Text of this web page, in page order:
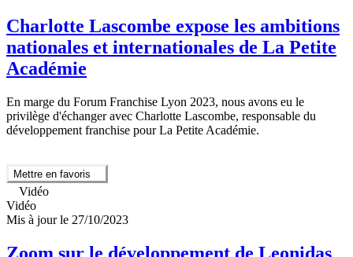
Charlotte Lascombe expose les ambitions
nationales et internationales de La Petite
Académie
En marge du Forum Franchise Lyon 2023, nous avons eu le
privilège d'échanger avec Charlotte Lascombe, responsable du
développement franchise pour La Petite Académie.
Mettre en favoris
Vidéo
Vidéo
Mis à jour le 27/10/2023